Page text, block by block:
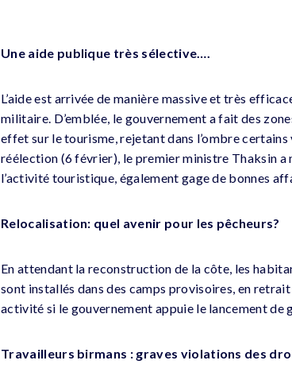
Une aide publique très sélective….
L’aide est arrivée de manière massive et très
militaire. D’emblée, le gouvernement a fait des
effet sur le tourisme, rejetant dans l’ombre
réélection (6 février), le premier ministre Thaksin a
l’activité touristique, également gage de bonnes
Relocalisation: quel avenir pour les pêcheurs?
En attendant la reconstruction de la côte, les
sont installés dans des camps provisoires, en
activité si le gouvernement appuie le lancement de
Travailleurs birmans : graves violations des